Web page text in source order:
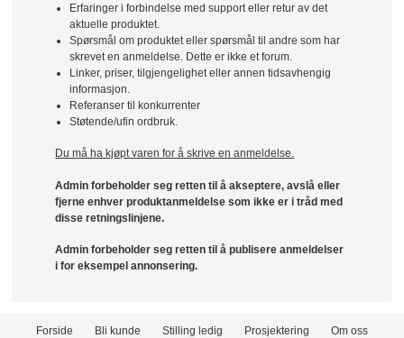
Erfaringer i forbindelse med support eller retur av det
aktuelle produktet.
Spørsmål om produktet eller spørsmål til andre som har
skrevet en anmeldelse. Dette er ikke et forum.
Linker, priser, tilgjengelighet eller annen tidsavhengig
informasjon.
Referanser til konkurrenter
Støtende/ufin ordbruk.
Du må ha kjøpt varen for å skrive en anmeldelse.
Admin forbeholder seg retten til å akseptere, avslå eller
fjerne enhver produktanmeldelse som ikke er i tråd med
disse retningslinjene.
Admin forbeholder seg retten til å publisere anmeldelser
i for eksempel annonsering.
Forside Bli kunde Stilling ledig Prosjektering Om oss